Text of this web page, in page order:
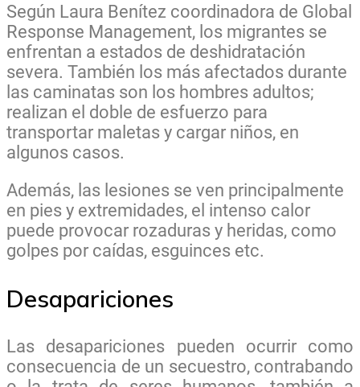
Según Laura Benítez coordinadora de Global
Response Management, los migrantes se
enfrentan a estados de deshidratación
severa. También los más afectados durante
las caminatas son los hombres adultos;
realizan el doble de esfuerzo para
transportar maletas y cargar niños, en
algunos casos.
Además, las lesiones se ven principalmente
en pies y extremidades, el intenso calor
puede provocar rozaduras y heridas, como
golpes por caídas, esguinces etc.
Desapariciones
Las desapariciones pueden ocurrir como
consecuencia de un secuestro, contrabando